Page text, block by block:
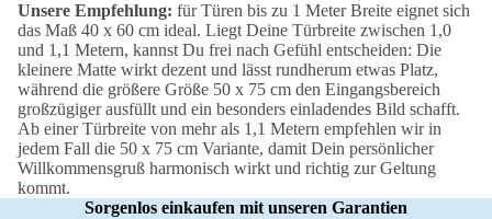
Unsere Empfehlung: für Türen bis zu 1 Meter Breite eignet sich
das Maß 40 x 60 cm ideal. Liegt Deine Türbreite zwischen 1,0
und 1,1 Metern, kannst Du frei nach Gefühl entscheiden: Die
kleinere Matte wirkt dezent und lässt rundherum etwas Platz,
während die größere Größe 50 x 75 cm den Eingangsbereich
großzügiger ausfüllt und ein besonders einladendes Bild schafft.
Ab einer Türbreite von mehr als 1,1 Metern empfehlen wir in
jedem Fall die 50 x 75 cm Variante, damit Dein persönlicher
Willkommensgruß harmonisch wirkt und richtig zur Geltung
kommt.
Sorgenlos einkaufen mit unseren Garantien